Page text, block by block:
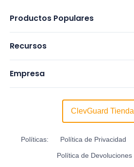
Productos Populares
Recursos
Empresa
ClevGuard Tienda
Políticas: Política de Privacidad
Política de Devoluciones